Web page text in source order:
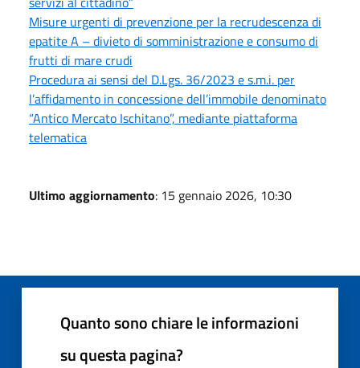
Misure urgenti di prevenzione per la recrudescenza di
epatite A – divieto di somministrazione e consumo di
frutti di mare crudi
Procedura ai sensi del D.Lgs. 36/2023 e s.m.i. per
l’affidamento in concessione dell’immobile denominato
“Antico Mercato Ischitano”, mediante piattaforma
telematica
Ultimo aggiornamento: 15 gennaio 2026, 10:30
Quanto sono chiare le informazioni
su questa pagina?